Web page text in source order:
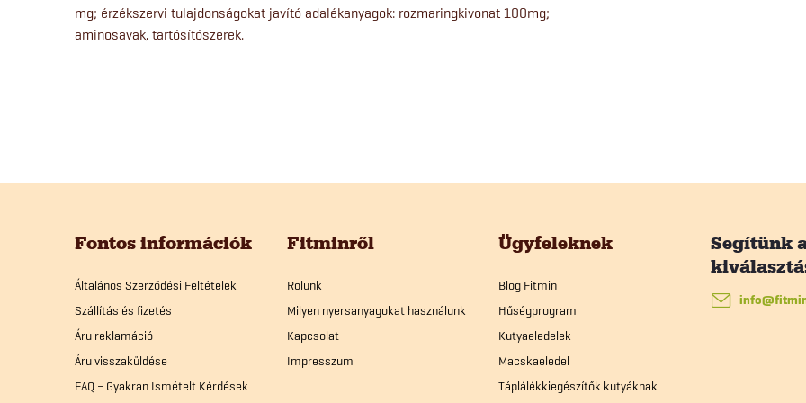
mg; érzékszervi tulajdonságokat javító adalékanyagok: rozmaringkivonat 100mg;
aminosavak, tartósítószerek.
Fontos információk
Általános Szerződési Feltételek
Szállítás és fizetés
Áru reklamáció
Áru visszaküldése
FAQ – Gyakran Ismételt Kérdések
Fitminről
Rolunk
Milyen nyersanyagokat használunk
Kapcsolat
Impresszum
Ügyfeleknek
Blog Fitmin
Hűségprogram
Kutyaeledelek
Macskaeledel
Táplálékkiegészítők kutyáknak
info@